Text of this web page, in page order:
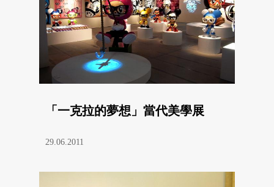
「一克拉的夢想」當代美學展
29.06.2011